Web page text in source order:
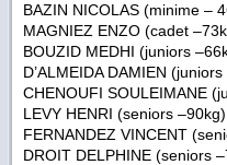
BAZIN NICOLAS (minime –
MAGNIEZ ENZO (cadet
BOUZID MEDHI (juniors
D’ALMEIDA DAMIEN
CHENOUFI SOULEIMANE
LEVY HENRI (seniors –90kg)
FERNANDEZ VINCENT
DROIT DELPHINE (seniors